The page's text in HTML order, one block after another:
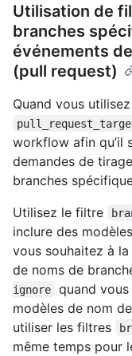
Utilisation de
branches
événements
(pull request)
Quand vous
workflow afin qu’il
demandes de
branches
Utilisez le filtre
inclure des
vous souhaitez à
de noms de
ignore
quand
modèles de nom
utiliser les filtres
même temps pour